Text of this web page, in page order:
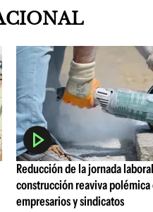
Reducción de la jornada
construcción reaviva
empresarios y sindicatos